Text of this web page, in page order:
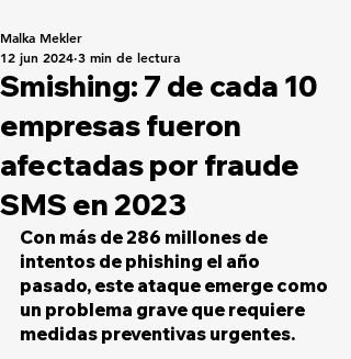
Smishing: 7 de cada 10
empresas fueron
afectadas por fraude
SMS en 2023
Malka Mekler
12 jun 2024 3 min de lectura
Con más de 286 millones de
intentos de phishing el año
pasado, este ataque emerge como
un problema grave que requiere
medidas preventivas urgentes.